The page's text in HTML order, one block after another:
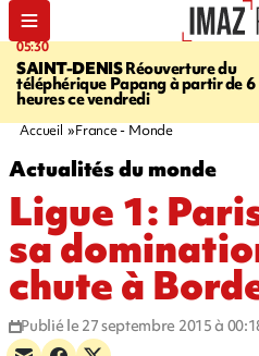
05:30
SAINT-DENISRéouverture du
téléphérique Papang à partir de 6
heures ce vendredi
Accueil France - Monde
Actualités du monde
Ligue 1:
sa
chute à
Publié le 27 septembre 2015 à